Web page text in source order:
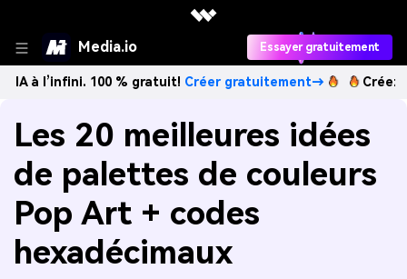
Media.io Essayer gratuitement
100 % gratuit!Créer gratuitement→ Créez des
Les 20 meilleures idées
de palettes de couleurs
Pop Art + codes
hexadécimaux